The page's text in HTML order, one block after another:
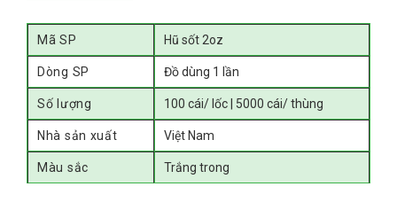
Mã SP Hũ sốt 2oz
Dòng SP Đồ dùng 1 lần
Số lượng 100 cái/ lốc | 5000 cái/ thùng
Nhà sản xuất Việt Nam
Màu sắc Trắng trong